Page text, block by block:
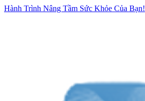
Hành Trình Nâng Tầm Sức Khỏe Của Bạn!